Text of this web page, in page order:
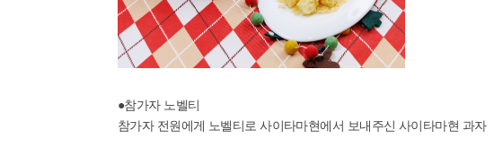
●참가자 노벨티
참가자 전원에게 노벨티로 사이타마현에서 보내주신 사이타마현 과